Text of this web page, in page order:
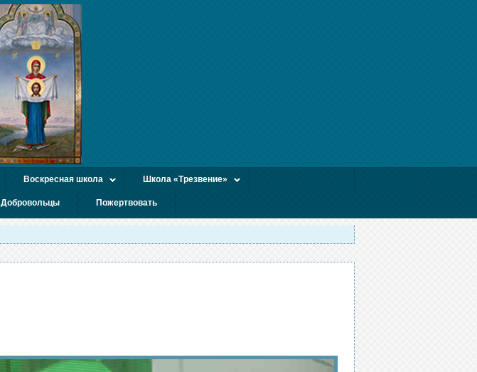
Воскресная школа Школа «Трезвение»
Добровольцы Пожертвовать